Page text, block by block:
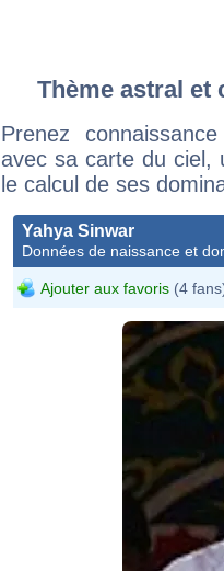
Thème astral et
Prenez
avec sa carte du ciel,
le calcul de ses
Yahya Sinwar
Données de naissance et
Ajouter aux favoris (4